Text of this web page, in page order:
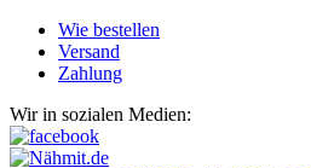
Wie bestellen
Versand
Zahlung
Wir in sozialen Medien: